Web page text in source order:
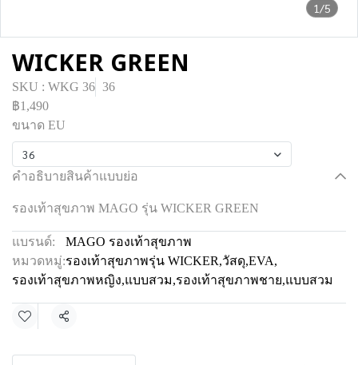
1/5
WICKER GREEN
SKU : WKG 36 36
฿1,490
ขนาด EU
36
คำอธิบายสินค้าแบบย่อ
รองเท้าสุขภาพ MAGO รุ่น WICKER GREEN
แบรนด์:
MAGO รองเท้าสุขภาพ
หมวดหมู่:รองเท้าสุขภาพรุ่น WICKER,วัสดุ,EVA,
รองเท้าสุขภาพหญิง,แบบสวม,รองเท้าสุขภาพชาย,แบบสวม
แชร์